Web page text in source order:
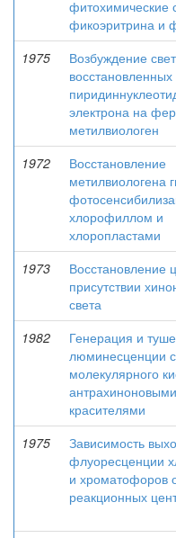
фитохимические
фикоэритрина и
1975
Возбуждение
восстановленных
электрона на
метилвиологен
1972
Восстановление
метилвиологена
хлорофиллом и
хлоропластами
1973
Восстановление
присутствии
света
1982
Генерация и
люминесценции
молекулярного
антрахиноновыми
красителями
1975
Зависимость
флуоресценции
и хроматофоров
реакционных